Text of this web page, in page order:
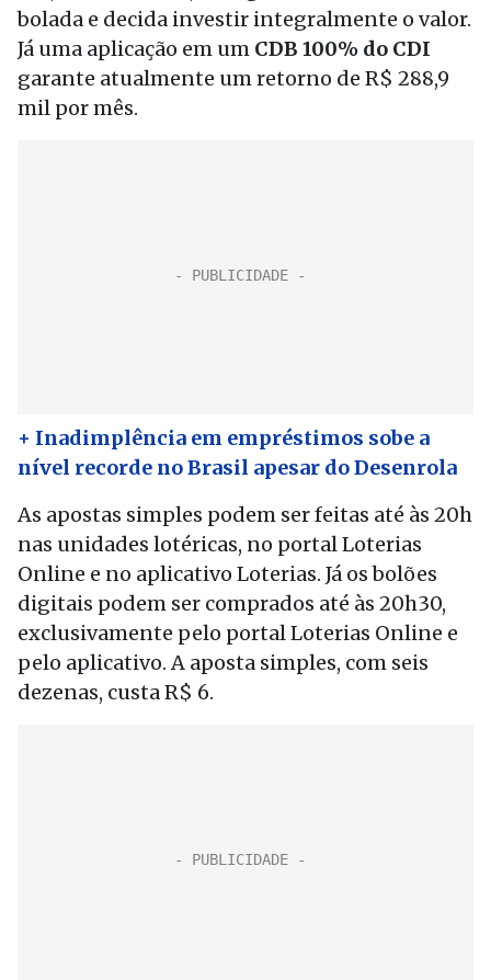
bolada e decida investir integralmente o valor.
Já uma aplicação em um CDB 100% do CDI
garante atualmente um retorno de R$ 288,9
mil por mês.
+ Inadimplência em empréstimos sobe a
nível recorde no Brasil apesar do Desenrola
As apostas simples podem ser feitas até às 20h
nas unidades lotéricas, no portal Loterias
Online e no aplicativo Loterias. Já os bolões
digitais podem ser comprados até às 20h30,
exclusivamente pelo portal Loterias Online e
pelo aplicativo. A aposta simples, com seis
dezenas, custa R$ 6.